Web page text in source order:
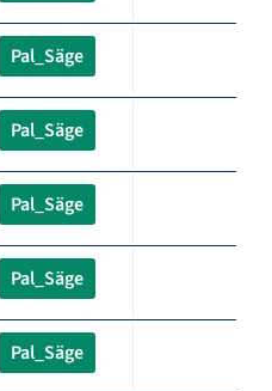
Pal_Säge
Pal_Säge
Pal_Säge
Pal_Säge
Pal_Säge